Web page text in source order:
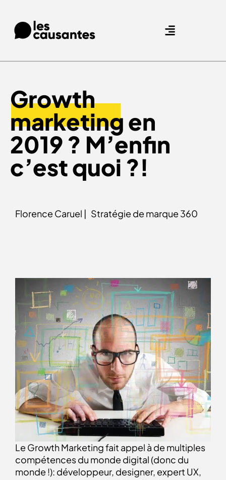
Growth
marketingen
2019 ? M’enfin
c’est quoi ?!
Florence Caruel | Stratégie de marque 360
Le Growth Marketing fait appel à de multiples
compétences du monde digital (donc du
monde !): développeur, designer, expert UX,